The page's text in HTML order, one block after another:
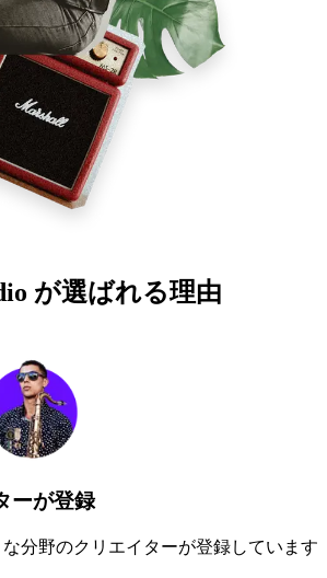
が選ばれる理由
ーが登録
分野のクリエイターが登録しています